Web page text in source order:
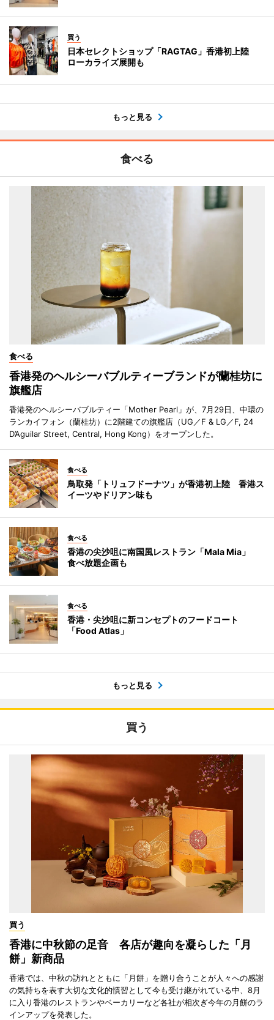
買う
日本セレクトショップ「RAGTAG」香港初上陸
ローカライズ展開も
もっと見る
食べる
食べる
香港発のヘルシーバブルティーブランドが蘭桂坊に
旗艦店
香港発のヘルシーバブルティー「Mother Pearl」が、7月29日、中環の
ランカイフォン（蘭桂坊）に2階建ての旗艦店（UG／F & LG／F, 24
D’Aguilar Street, Central, Hong Kong）をオープンした。
食べる
鳥取発「トリュフドーナツ」が香港初上陸 香港ス
イーツやドリアン味も
食べる
香港の尖沙咀に南国風レストラン「Mala Mia」
食べ放題企画も
食べる
香港・尖沙咀に新コンセプトのフードコート
「Food Atlas」
もっと見る
買う
買う
香港に中秋節の足音 各店が趣向を凝らした「月
餅」新商品
香港では、中秋の訪れとともに「月餅」を贈り合うことが人々への感謝
の気持ちを表す大切な文化的慣習として今も受け継がれている中、8月
に入り香港のレストランやベーカリーなど各社が相次ぎ今年の月餅のラ
インアップを発表した。